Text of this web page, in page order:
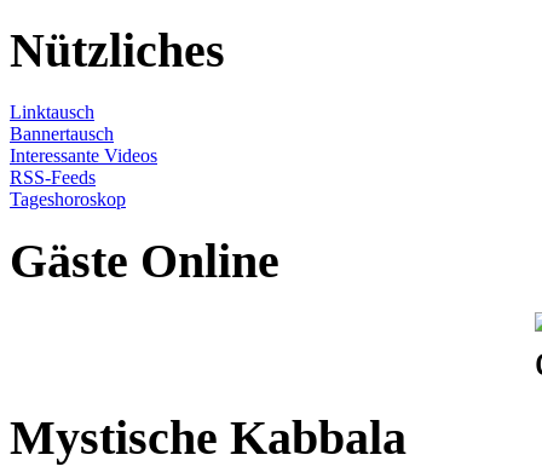
Nützliches
Linktausch
Bannertausch
Interessante Videos
RSS-Feeds
Tageshoroskop
Gäste Online
Mystische Kabbala